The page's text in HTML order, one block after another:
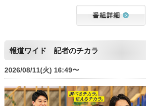
報道ワイド 記者のチカラ
2026/08/11(火) 16:49〜